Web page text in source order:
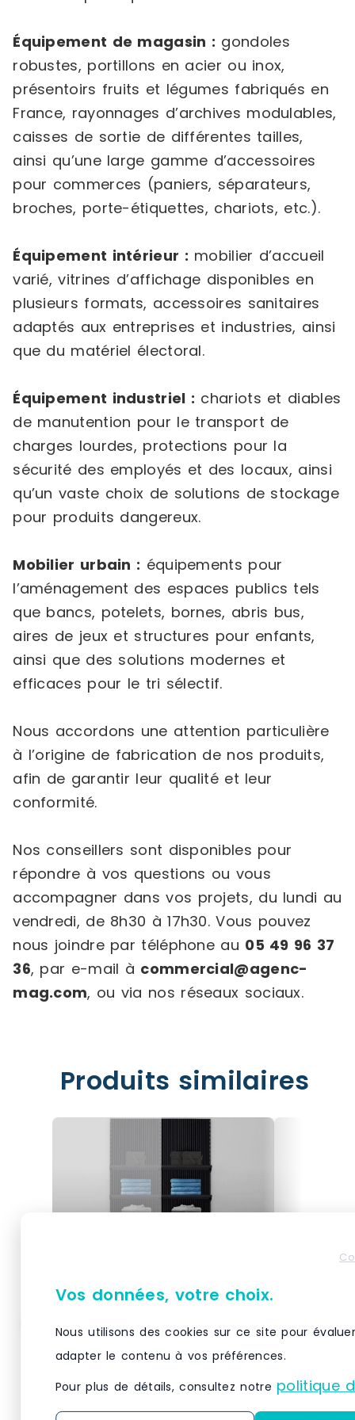
Équipement de magasin : gondoles
robustes, portillons en acier ou inox,
présentoirs fruits et légumes fabriqués en
France, rayonnages d’archives modulables,
caisses de sortie de différentes tailles,
ainsi qu’une large gamme d’accessoires
pour commerces (paniers, séparateurs,
broches, porte-étiquettes, chariots, etc.).
Équipement intérieur : mobilier d’accueil
varié, vitrines d’affichage disponibles en
plusieurs formats, accessoires sanitaires
adaptés aux entreprises et industries, ainsi
que du matériel électoral.
Équipement industriel : chariots et diables
de manutention pour le transport de
charges lourdes, protections pour la
sécurité des employés et des locaux, ainsi
qu’un vaste choix de solutions de stockage
pour produits dangereux.
Mobilier urbain : équipements pour
l’aménagement des espaces publics tels
que bancs, potelets, bornes, abris bus,
aires de jeux et structures pour enfants,
ainsi que des solutions modernes et
efficaces pour le tri sélectif.
Nous accordons une attention particulière
à l’origine de fabrication de nos produits,
afin de garantir leur qualité et leur
conformité.
Nos conseillers sont disponibles pour
répondre à vos questions ou vous
accompagner dans vos projets, du lundi au
vendredi, de 8h30 à 17h30. Vous pouvez
nous joindre par téléphone au 05 49 96 37
36, par e-mail à commercial@agenc-
mag.com, ou via nos réseaux sociaux.
Produits similaires
Élément suivant Vertigo
noir/noir 5 tablettes
À associer à un élément de
départ Vertigo coordonné : une
Élément
À associer
départ
Vos données, votre choix.
Nous utilisons des cookies sur ce site pour
adapter le contenu à vos préférences.
Pour plus de détails, consultez notre politique